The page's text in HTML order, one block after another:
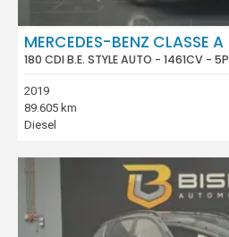
MERCEDES-BENZ CLASSE A
180 CDI B.E. STYLE AUTO - 1461CV - 5P
2019
89.605 km
Diesel